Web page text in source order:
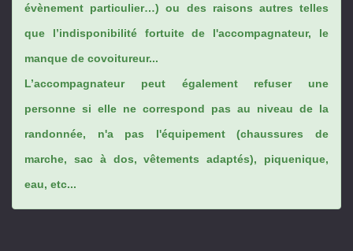
évènement particulier…) ou des raisons autres telles
que l’indisponibilité fortuite de l'accompagnateur, le
manque de covoitureur...
L’accompagnateur peut également refuser une
personne si elle ne correspond pas au niveau de la
randonnée, n'a pas l'équipement (chaussures de
marche, sac à dos, vêtements adaptés), piquenique,
eau, etc...